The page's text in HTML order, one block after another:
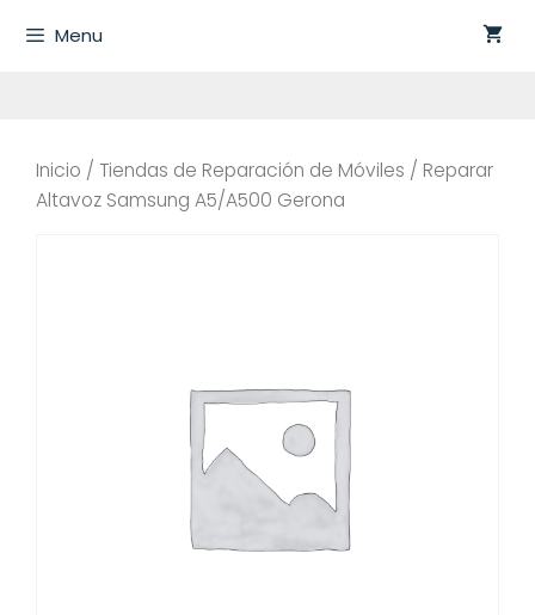
Menu
Inicio / Tiendas de Reparación de Móviles / Reparar
Altavoz Samsung A5/A500 Gerona